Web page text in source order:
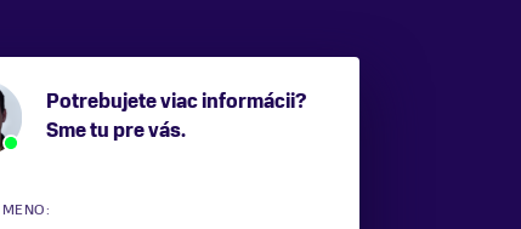
Potrebujete viac informácii?
Sme tu pre vás.